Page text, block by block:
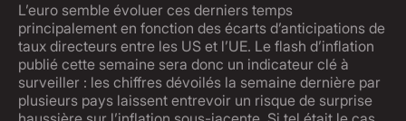
L’euro semble évoluer ces derniers temps
principalement en fonction des écarts d’anticipations de
taux directeurs entre les US et l’UE. Le flash d’inflation
publié cette semaine sera donc un indicateur clé à
surveiller : les chiffres dévoilés la semaine dernière par
plusieurs pays laissent entrevoir un risque de surprise